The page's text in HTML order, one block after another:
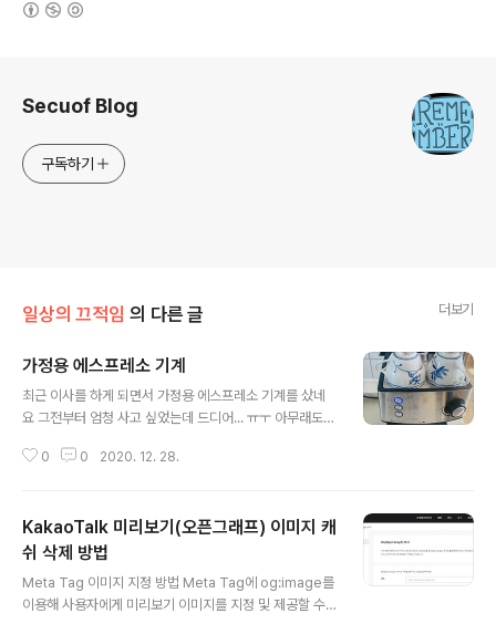
Secuof Blog
구독하기
일상의 끄적임 의 다른 글 더보기
가정용 에스프레소 기계
최근 이사를 하게 되면서 가정용 에스프레소 기계를 샀네
요 그전부터 엄청 사고 싶었는데 드디어... ㅠㅜ 아무래도
랜드를 사고 싶긴 했는데 최근 한국의 드롱기라고 불리우
었고 집에서 마실때 크리마를 통해서 부드러움을 느끼고
싶었다. 또한 에스프레소 기계에서 제일 중요한게 압력 유
지 및 보일러의 성능이라고 들었던기억이... 잘은 몰라요...
하지만 일단 압력이 높은 브랜드를 선택 하고 싶었고 기타
0 0 2020. 12. 28.
KakaoTalk 미리보기(오픈그래프) 이미지 캐
쉬 삭제 방법
Meta Tag 이미지 지정 방법 Meta Tag에 og:image를
이용해 사용자에게 미리보기 이미지를 지정 및 제공할 수